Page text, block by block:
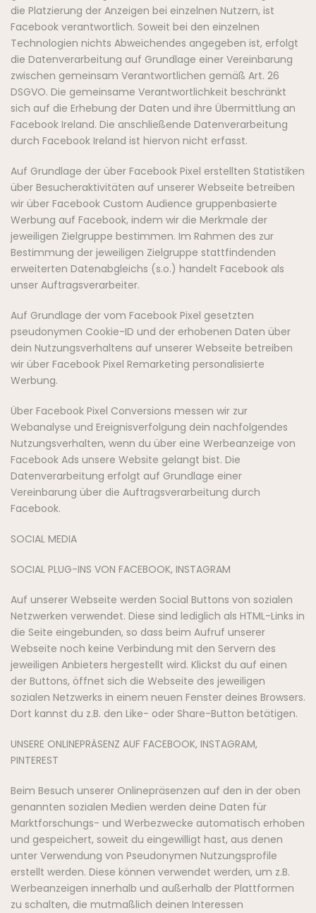
die Platzierung der Anzeigen bei einzelnen Nutzern, ist
Facebook verantwortlich. Soweit bei den einzelnen
Technologien nichts Abweichendes angegeben ist, erfolgt
die Datenverarbeitung auf Grundlage einer Vereinbarung
zwischen gemeinsam Verantwortlichen gemäß Art. 26
DSGVO. Die gemeinsame Verantwortlichkeit beschränkt
sich auf die Erhebung der Daten und ihre Übermittlung an
Facebook Ireland. Die anschließende Datenverarbeitung
durch Facebook Ireland ist hiervon nicht erfasst.
Auf Grundlage der über Facebook Pixel erstellten Statistiken
über Besucheraktivitäten auf unserer Webseite betreiben
wir über Facebook Custom Audience gruppenbasierte
Werbung auf Facebook, indem wir die Merkmale der
jeweiligen Zielgruppe bestimmen. Im Rahmen des zur
Bestimmung der jeweiligen Zielgruppe stattfindenden
erweiterten Datenabgleichs (s.o.) handelt Facebook als
unser Auftragsverarbeiter.
Auf Grundlage der vom Facebook Pixel gesetzten
pseudonymen Cookie-ID und der erhobenen Daten über
dein Nutzungsverhaltens auf unserer Webseite betreiben
wir über Facebook Pixel Remarketing personalisierte
Werbung.
Über Facebook Pixel Conversions messen wir zur
Webanalyse und Ereignisverfolgung dein nachfolgendes
Nutzungsverhalten, wenn du über eine Werbeanzeige von
Facebook Ads unsere Website gelangt bist. Die
Datenverarbeitung erfolgt auf Grundlage einer
Vereinbarung über die Auftragsverarbeitung durch
Facebook.
SOCIAL MEDIA
SOCIAL PLUG-INS VON FACEBOOK, INSTAGRAM
Auf unserer Webseite werden Social Buttons von sozialen
Netzwerken verwendet. Diese sind lediglich als HTML-Links in
die Seite eingebunden, so dass beim Aufruf unserer
Webseite noch keine Verbindung mit den Servern des
jeweiligen Anbieters hergestellt wird. Klickst du auf einen
der Buttons, öffnet sich die Webseite des jeweiligen
sozialen Netzwerks in einem neuen Fenster deines Browsers.
Dort kannst du z.B. den Like- oder Share-Button betätigen.
UNSERE ONLINEPRÄSENZ AUF FACEBOOK, INSTAGRAM,
PINTEREST
Beim Besuch unserer Onlinepräsenzen auf den in der oben
genannten sozialen Medien werden deine Daten für
Marktforschungs- und Werbezwecke automatisch erhoben
und gespeichert, soweit du eingewilligt hast, aus denen
unter Verwendung von Pseudonymen Nutzungsprofile
erstellt werden. Diese können verwendet werden, um z.B.
Werbeanzeigen innerhalb und außerhalb der Plattformen
zu schalten, die mutmaßlich deinen Interessen